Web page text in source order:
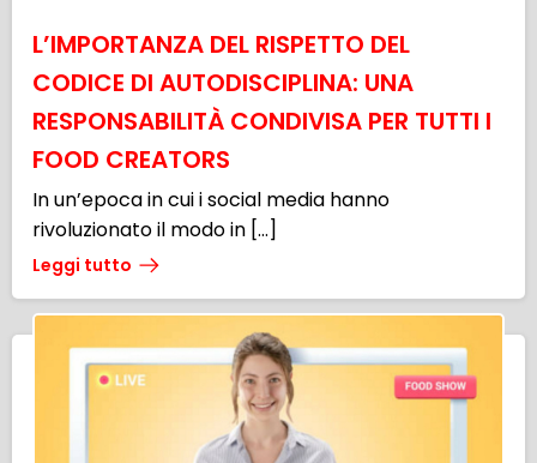
L’IMPORTANZA DEL RISPETTO DEL
CODICE DI AUTODISCIPLINA: UNA
RESPONSABILITÀ CONDIVISA PER TUTTI I
FOOD CREATORS
In un’epoca in cui i social media hanno
rivoluzionato il modo in […]
Leggi tutto